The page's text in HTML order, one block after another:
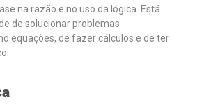
na razão e no uso da lógica. Está
de solucionar problemas
equações, de fazer cálculos e de ter